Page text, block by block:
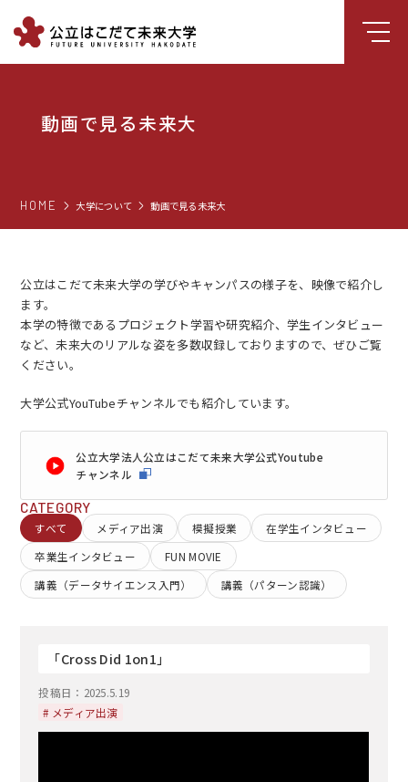
コンセプト動画
学部
就職支援
組織・センター
図書館
受験生向け情報
EN アクセス お問合せ
動画で見る未来大
HOME 大学について 動画で見る未来大
公立はこだて未来大学の学びやキャンパスの様子を、映像で紹介し
ます。
本学の特徴であるプロジェクト学習や研究紹介、学生インタビュー
など、未来大のリアルな姿を多数収録しておりますので、ぜひご覧
ください。
大学公式YouTubeチャンネルでも紹介しています。
公立大学法人公立はこだて未来大学公式Youtube
チャンネル
CATEGORY
すべて メディア出演 模擬授業
在学生インタビュー
卒業生インタビュー
FUN MOVIE
講義（データサイエンス入門）
講義（パターン認識）
「Cross Did 1on1」
投稿日： 2025.5.19
# メディア出演